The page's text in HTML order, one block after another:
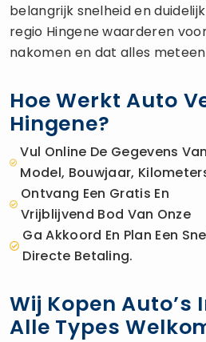
belangrijk snelheid en
regio Hingene waarderen
nakomen en dat alles
Hoe Werkt Auto
Hingene?
Vul Online De Gegevens
Model, Bouwjaar,
Ontvang Een Gratis En
Vrijblijvend Bod Van Onze
Ga Akkoord En Plan Een
Directe Betaling.
Wij Kopen Auto’s
Alle Types